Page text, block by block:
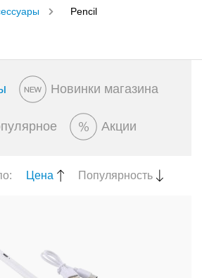
Pencil
Новинки магазина
Акции
Цена Популярность